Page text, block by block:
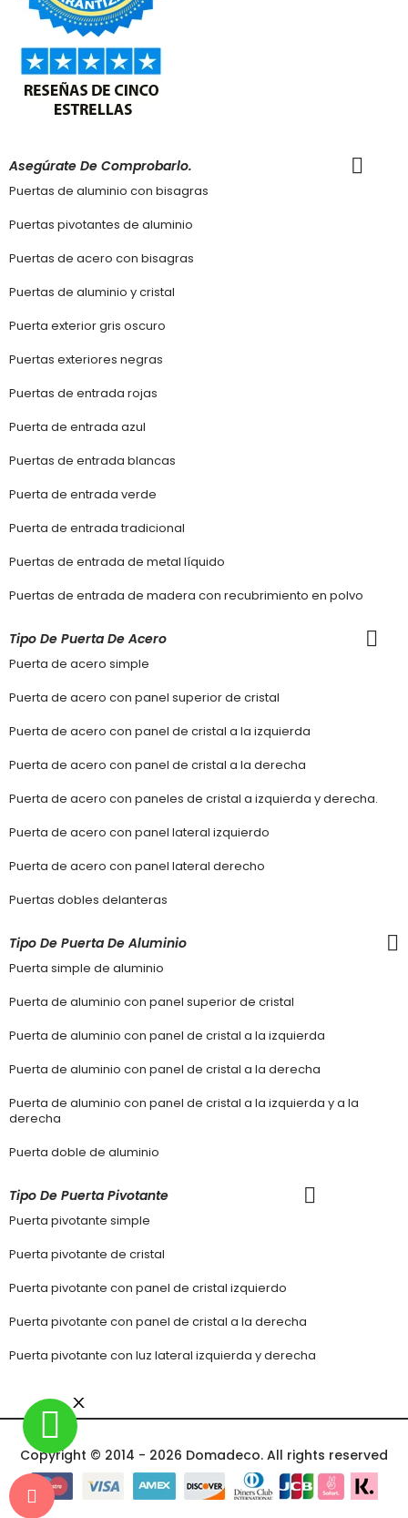
Asegúrate De Comprobarlo.
Puertas de aluminio con bisagras
Puertas pivotantes de aluminio
Puertas de acero con bisagras
Puertas de aluminio y cristal
Puerta exterior gris oscuro
Puertas exteriores negras
Puertas de entrada rojas
Puerta de entrada azul
Puertas de entrada blancas
Puerta de entrada verde
Puerta de entrada tradicional
Puertas de entrada de metal líquido
Puertas de entrada de madera con recubrimiento en polvo
Tipo De Puerta De Acero
Puerta de acero simple
Puerta de acero con panel superior de cristal
Puerta de acero con panel de cristal a la izquierda
Puerta de acero con panel de cristal a la derecha
Puerta de acero con paneles de cristal a izquierda y derecha.
Puerta de acero con panel lateral izquierdo
Puerta de acero con panel lateral derecho
Puertas dobles delanteras
Tipo De Puerta De Aluminio
Puerta simple de aluminio
Puerta de aluminio con panel superior de cristal
Puerta de aluminio con panel de cristal a la izquierda
Puerta de aluminio con panel de cristal a la derecha
Puerta de aluminio con panel de cristal a la izquierda y a la
derecha
Puerta doble de aluminio
Tipo De Puerta Pivotante
Puerta pivotante simple
Puerta pivotante de cristal
Puerta pivotante con panel de cristal izquierdo
Puerta pivotante con panel de cristal a la derecha
Puerta pivotante con luz lateral izquierda y derecha
Copyright © 2014 - 2026 Domadeco. All rights reserved